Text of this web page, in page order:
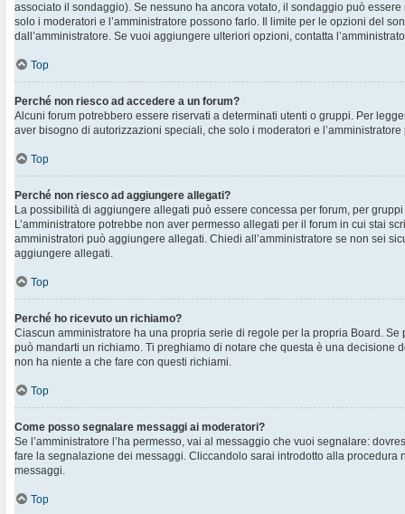
associato il sondaggio). Se nessuno ha ancora votato, il sondaggio può
solo i moderatori e l’amministratore possono farlo. Il limite per le opzioni del
dall’amministratore. Se vuoi aggiungere ulteriori opzioni, contatta
Top
Perché non riesco ad accedere a un forum?
Alcuni forum potrebbero essere riservati a determinati utenti o gruppi. Per
aver bisogno di autorizzazioni speciali, che solo i moderatori e
Top
Perché non riesco ad aggiungere allegati?
La possibilità di aggiungere allegati può essere concessa per forum, per
L’amministratore potrebbe non aver permesso allegati per il forum in cui stai
amministratori può aggiungere allegati. Chiedi all’amministratore se non sei
aggiungere allegati.
Top
Perché ho ricevuto un richiamo?
Ciascun amministratore ha una propria serie di regole per la propria Board.
può mandarti un richiamo. Ti preghiamo di notare che questa è una decisione
non ha niente a che fare con questi richiami.
Top
Come posso segnalare messaggi ai moderatori?
Se l’amministratore l’ha permesso, vai al messaggio che vuoi segnalare:
fare la segnalazione dei messaggi. Cliccandolo sarai introdotto alla procedura
messaggi.
Top